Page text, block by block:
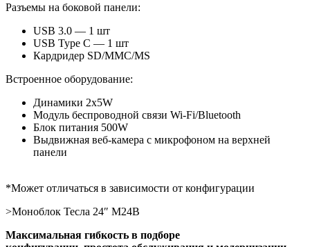
Разъемы на боковой панели:
USB 3.0 — 1 шт
USB Type C — 1 шт
Кардридер SD/MMC/MS
Встроенное оборудование:
Динамики 2x5W
Модуль беспроводной связи Wi-Fi/Bluetooth
Блок питания 500W
Выдвижная веб-камера с микрофоном на верхней
панели
*Может отличаться в зависимости от конфигурации
>Моноблок Тесла 24″ M24B
Максимальная гибкость в подборе